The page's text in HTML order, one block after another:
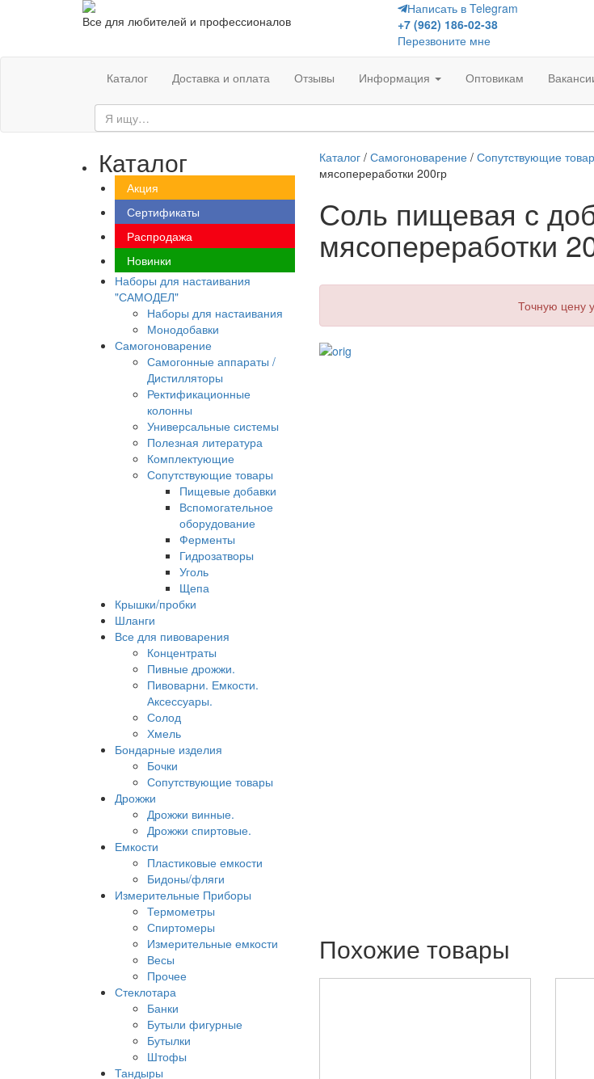
Все для любителей и профессионалов
Написать в Telegram
+7 (962) 186-02-38
Перезвоните мне
Каталог Доставка и оплата Отзывы Информация Оптовикам
Каталог
Акция
Сертификаты
Распродажа
Новинки
Наборы для настаивания
"САМОДЕЛ"
Наборы для настаивания
Монодобавки
Самогоноварение
Самогонные аппараты /
Дистилляторы
Ректификационные
колонны
Универсальные системы
Полезная литература
Комплектующие
Сопутствующие товары
Пищевые добавки
Вспомогательное
оборудование
Ферменты
Гидрозатворы
Уголь
Щепа
Крышки/пробки
Шланги
Все для пивоварения
Концентраты
Пивные дрожжи.
Пивоварни. Емкости.
Аксессуары.
Солод
Хмель
Бондарные изделия
Бочки
Сопутствующие товары
Дрожжи
Дрожжи винные.
Дрожжи спиртовые.
Емкости
Пластиковые емкости
Бидоны/фляги
Измерительные Приборы
Термометры
Спиртомеры
Измерительные емкости
Весы
Прочее
Стеклотара
Банки
Бутыли фигурные
Бутылки
Штофы
Тандыры
Каталог/ Самогоноварение/ Сопутствующие
мясопереработки 200гр
Соль пищевая с
мясопереработки
Точную цену
Похожие товары